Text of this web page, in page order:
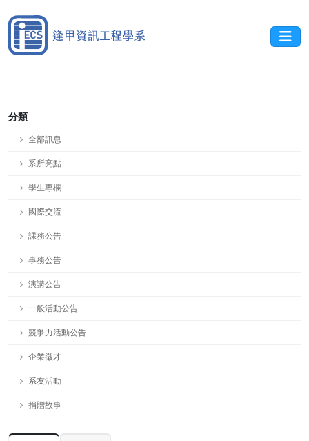
分類
全部訊息
系所亮點
學生專欄
國際交流
課務公告
事務公告
演講公告
一般活動公告
競爭力活動公告
企業徵才
系友活動
捐贈故事